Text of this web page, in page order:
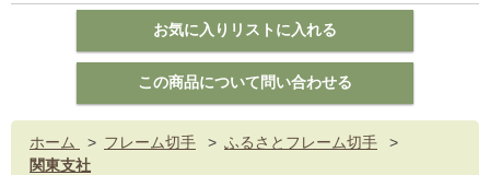
ホーム > フレーム切手 > ふるさとフレーム切手
>
関東支社